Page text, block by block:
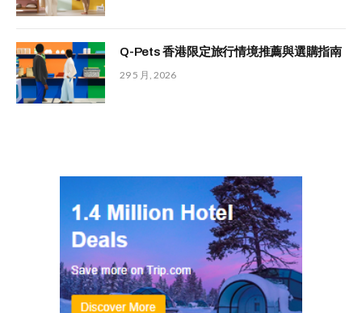
Q-Pets 香港限定旅行情境推薦與選購指南
29 5 月, 2026